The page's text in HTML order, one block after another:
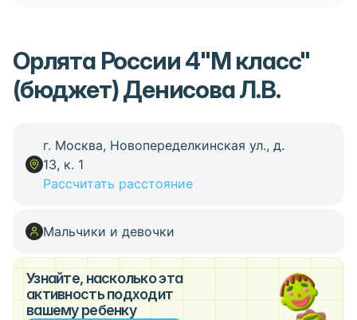
Орлята России 4"М класс"
(бюджет) Денисова Л.В.
г. Москва, Новопеределкинская ул., д.
13, к. 1
Рассчитать расстояние
Мальчики и девочки
Узнайте, насколько эта
активность подходит
вашему ребенку